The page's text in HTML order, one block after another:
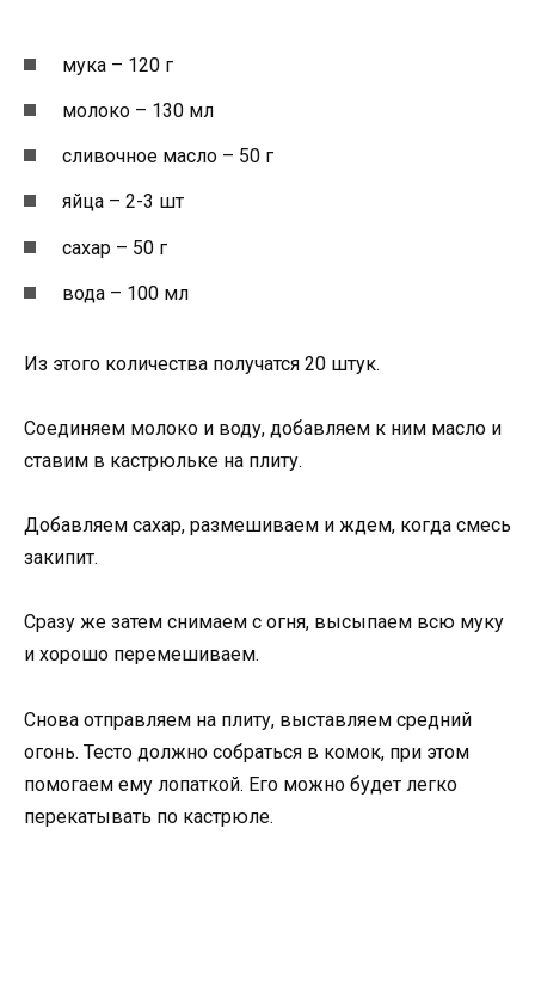
мука – 120 г
молоко – 130 мл
сливочное масло – 50 г
яйца – 2-3 шт
сахар – 50 г
вода – 100 мл
Из этого количества получатся 20 штук.
Соединяем молоко и воду, добавляем к ним масло и
ставим в кастрюльке на плиту.
Добавляем сахар, размешиваем и ждем, когда смесь
закипит.
Сразу же затем снимаем с огня, высыпаем всю муку
и хорошо перемешиваем.
Снова отправляем на плиту, выставляем средний
огонь. Тесто должно собраться в комок, при этом
помогаем ему лопаткой. Его можно будет легко
перекатывать по кастрюле.